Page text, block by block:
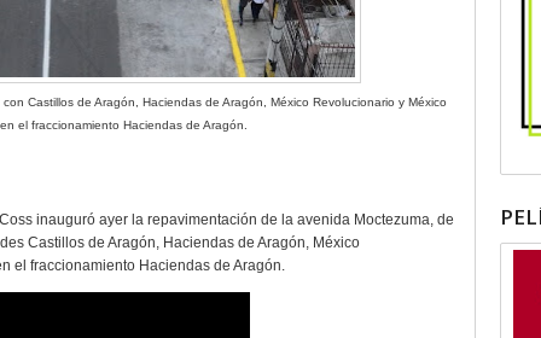
Castillos de Aragón, Haciendas de Aragón, México Revolucionario y México
el fraccionamiento Haciendas de Aragón.
inauguró ayer la repavimentación de la avenida Moctezuma, de
Castillos de Aragón, Haciendas de Aragón, México
el fraccionamiento Haciendas de Aragón.